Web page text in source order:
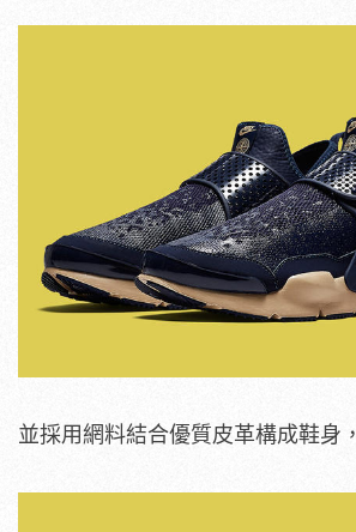
並採用網料結合優質皮革構成鞋身，